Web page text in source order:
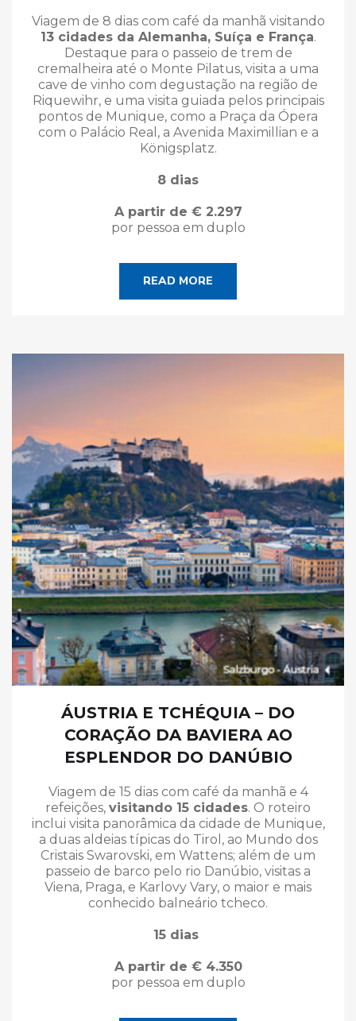
Viagem de 8 dias com café da manhã visitando
13 cidades da Alemanha, Suíça e França.
Destaque para o passeio de trem de
cremalheira até o Monte Pilatus, visita a uma
cave de vinho com degustação na região de
Riquewihr, e uma visita guiada pelos principais
pontos de Munique, como a Praça da Ópera
com o Palácio Real, a Avenida Maximillian e a
Königsplatz.
8 dias
A partir de € 2.297
por pessoa em duplo
READ MORE
ÁUSTRIA E TCHÉQUIA – DO
CORAÇÃO DA BAVIERA AO
ESPLENDOR DO DANÚBIO
Viagem de 15 dias com café da manhã e 4
refeições, visitando 15 cidades. O roteiro
inclui visita panorâmica da cidade de Munique,
a duas aldeias típicas do Tirol, ao Mundo dos
Cristais Swarovski, em Wattens; além de um
passeio de barco pelo rio Danúbio, visitas a
Viena, Praga, e Karlovy Vary, o maior e mais
conhecido balneário tcheco.
15 dias
A partir de € 4.350
por pessoa em duplo